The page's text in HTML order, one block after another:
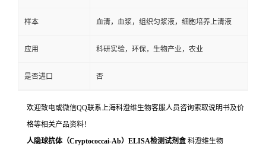
样本 血清，血浆，组织匀浆液，细胞培养上清液
应用 科研实验，环保，生物产业，农业
是否进口 否
欢迎致电或微信QQ联系上海科澄维生物客服人员咨询索取说明书及价
格等相关产品资料！
人隐球抗体（Cryptococcai-Ab）ELISA检测试剂盒科澄维生物